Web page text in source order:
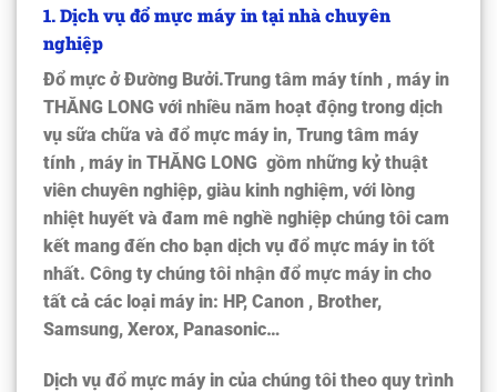
1. Dịch vụ đổ mực máy in tại nhà chuyên
nghiệp
Đổ mực ở Đường Bưởi.Trung tâm máy tính , máy in
THĂNG LONG với nhiều năm hoạt động trong dịch
vụ sữa chữa và đổ mực máy in, Trung tâm máy
tính , máy in THĂNG LONG gồm những kỷ thuật
viên chuyên nghiệp, giàu kinh nghiệm, với lòng
nhiệt huyết và đam mê nghề nghiệp chúng tôi cam
kết mang đến cho bạn dịch vụ đổ mực máy in tốt
nhất. Công ty chúng tôi nhận đổ mực máy in cho
tất cả các loại máy in: HP, Canon , Brother,
Samsung, Xerox, Panasonic…
Dịch vụ đổ mực máy in của chúng tôi theo quy trình